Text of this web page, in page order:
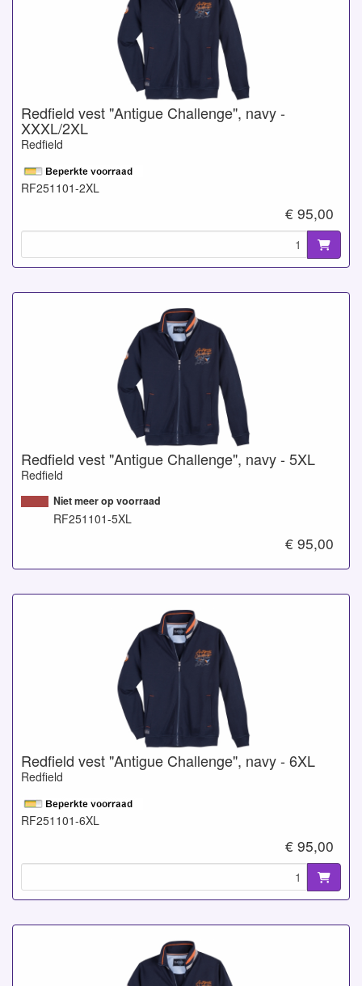
Redfield vest "Antigue Challenge", navy -
XXXL/2XL
Redfield
RF251101-2XL
€ 95,00
Redfield vest "Antigue Challenge", navy - 5XL
Redfield
Niet meer op voorraad
RF251101-5XL
€ 95,00
Redfield vest "Antigue Challenge", navy - 6XL
Redfield
RF251101-6XL
€ 95,00